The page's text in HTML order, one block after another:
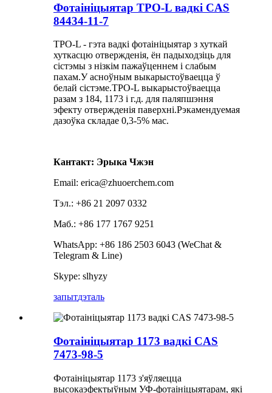
Фотаініцыятар TPO-L вадкі CAS
84434-11-7
TPO-L - гэта вадкі фотаініцыятар з хуткай
хуткасцю отвержденія, ён падыходзіць для
сістэмы з нізкім пажаўценнем і слабым
пахам.У асноўным выкарыстоўваецца ў
белай сістэме.TPO-L выкарыстоўваецца
разам з 184, 1173 і г.д. для паляпшэння
эфекту отвержденія паверхні.Рэкамендуемая
дазоўка складае 0,3-5% мас.
Кантакт: Эрыка Чжэн
Email: erica@zhuoerchem.com
Тэл.: +86 21 2097 0332
Маб.: +86 177 1767 9251
WhatsApp: +86 186 2503 6043 (WeChat &
Telegram & Line)
Skype: slhyzy
запытдэталь
Фотаініцыятар 1173 вадкі CAS
7473-98-5
Фотаініцыятар 1173 з'яўляецца
высокаэфектыўным УФ-фотаініцыятарам, які